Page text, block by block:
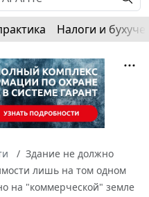
Налоги и
Здание не должно
лишь на том одном
на "коммерческой" земле